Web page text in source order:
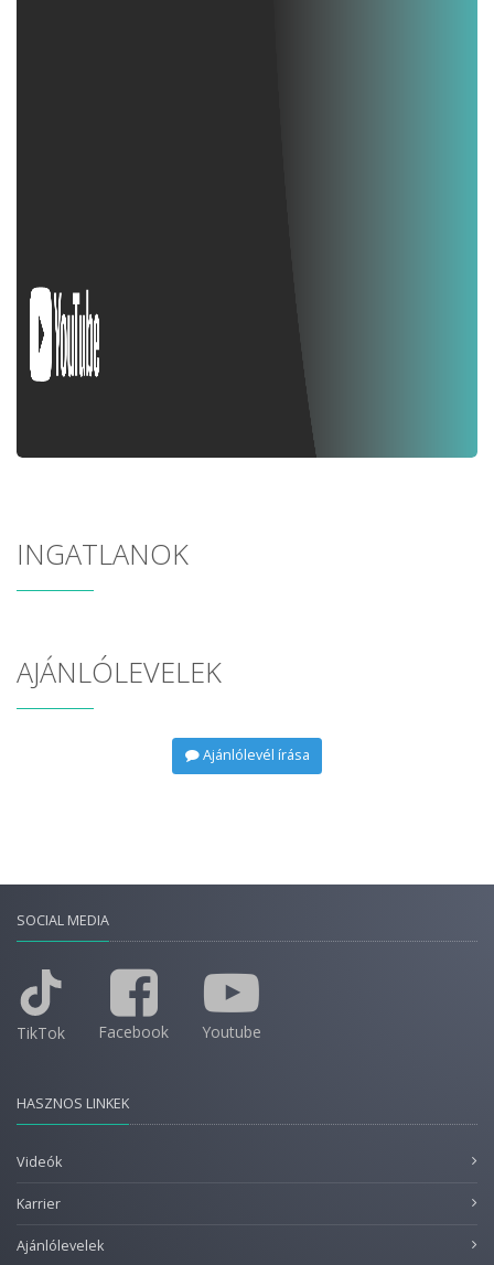
INGATLANOK
AJÁNLÓLEVELEK
Ajánlólevél írása
SOCIAL MEDIA
TikTok Facebook Youtube
HASZNOS LINKEK
Videók
Karrier
Ajánlólevelek